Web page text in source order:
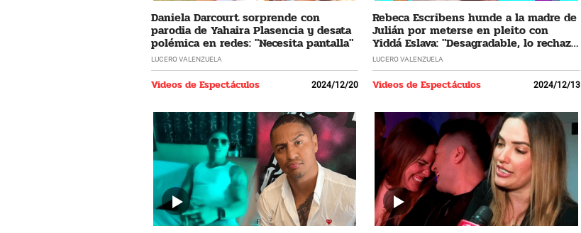
Daniela Darcourt sorprende con
parodia de Yahaira Plasencia y desata
polémica en redes: "Necesita pantalla"
LUCERO VALENZUELA
Videos de Espectáculos 2024/12/20
Rebeca Escribens hunde a la madre de
Julián por meterse en pleito con
Yiddá Eslava: "Desagradable, lo rechazo
profundamente"
LUCERO VALENZUELA
Videos de Espectáculos 2024/12/13